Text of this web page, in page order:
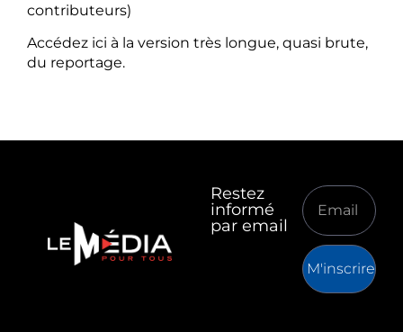
contributeurs)
Accédez ici à la version très longue, quasi brute,
du reportage.
Restez
informé
par email
M'inscrire